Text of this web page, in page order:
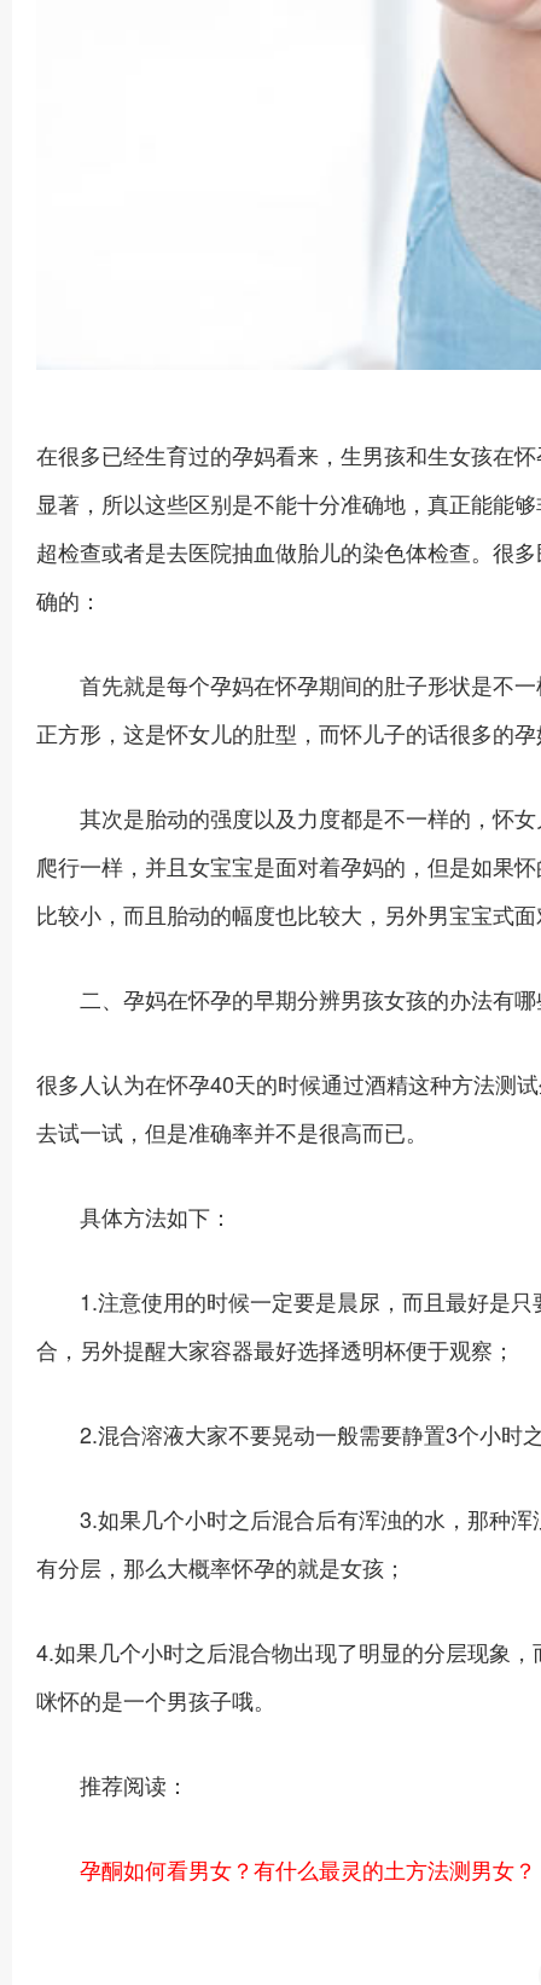
在很多已经生育过的孕妈看来，生男孩和生女孩在
显著，所以这些区别是不能十分准确地，真正能能
超检查或者是去医院抽血做胎儿的染色体检查。很
确的：
首先就是每个孕妈在怀孕期间的肚子形状是不一
正方形，这是怀女儿的肚型，而怀儿子的话很多的
其次是胎动的强度以及力度都是不一样的，怀女
爬行一样，并且女宝宝是面对着孕妈的，但是如果
比较小，而且胎动的幅度也比较大，另外男宝宝式
二、孕妈在怀孕的早期分辨男孩女孩的办法有哪
很多人认为在怀孕40天的时候通过酒精这种方法测
去试一试，但是准确率并不是很高而已。
具体方法如下：
1.注意使用的时候一定要是晨尿，而且最好是只
合，另外提醒大家容器最好选择透明杯便于观察；
2.混合溶液大家不要晃动一般需要静置3个小时
3.如果几个小时之后混合后有浑浊的水，那种浑
有分层，那么大概率怀孕的就是女孩；
4.如果几个小时之后混合物出现了明显的分层现象
咪怀的是一个男孩子哦。
推荐阅读：
孕酮如何看男女？有什么最灵的土方法测男女？